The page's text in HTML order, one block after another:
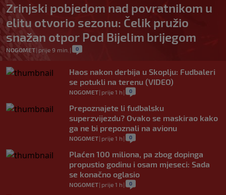
Zrinjski pobjedom nad povratnikom u
elitu otvorio sezonu: Čelik pružio
snažan otpor Pod Bijelim brijegom
NOGOMET| prije 9 min. | 0
Haos nakon derbija u Skoplju: Fudbaleri
se potukli na terenu (VIDEO)
NOGOMET| prije 1 h | 0
Prepoznajete li fudbalsku
superzvijezdu? Ovako se maskirao kako
ga ne bi prepoznali na avionu
NOGOMET| prije 1 h | 0
Plaćen 100 miliona, pa zbog dopinga
propustio godinu i osam mjeseci: Sada
se konačno oglasio
NOGOMET| prije 1 h | 0